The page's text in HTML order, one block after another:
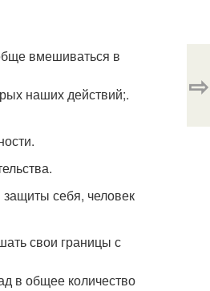
вмешиваться в
наших действий;.
защиты себя, человек
свои границы с
в общее количество
⇨